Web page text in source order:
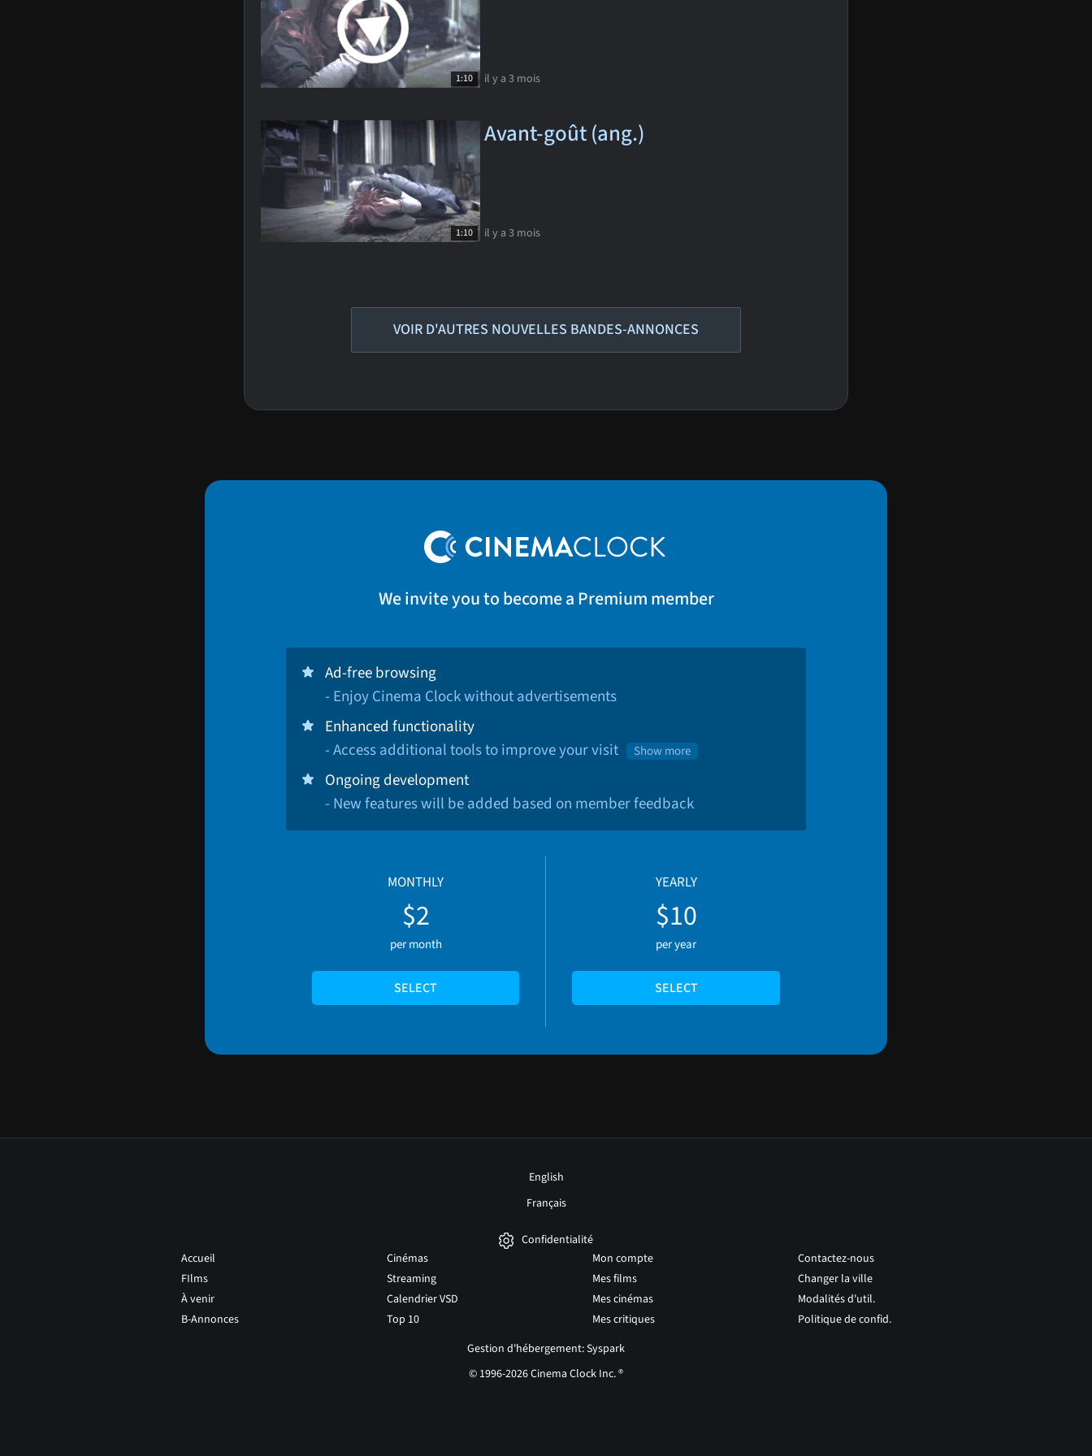
1:10 il y a 3 mois
1:10
Avant-goût (ang.)
il y a 3 mois
VOIR D'AUTRES NOUVELLES BANDES-ANNONCES
We invite you to become a Premium member
Ad-free browsing
- Enjoy Cinema Clock without advertisements
Enhanced functionality
- Access additional tools to improve your visit
Show more
Ongoing development
- New features will be added based on member feedback
MONTHLY
$2
per month
SELECT
YEARLY
$10
per year
SELECT
English
Français
Confidentialité
Accueil
FIlms
À venir
B-Annonces
Cinémas
Streaming
Calendrier VSD
Top 10
Mon compte
Mes films
Mes cinémas
Mes critiques
Contactez-nous
Changer la ville
Modalités d'util.
Politique de confid.
Gestion d'hébergement: Syspark
© 1996-2026 Cinema Clock Inc. ®